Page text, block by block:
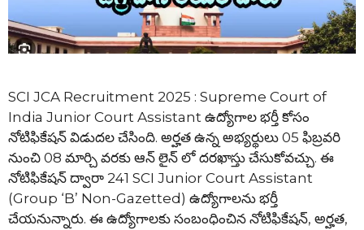
SCI JCA Recruitment 2025 : Supreme Court of
India Junior Court Assistant ఉద్యోగాల భర్తీ కోసం
నోటిఫికేషన్ విడుదల చేసింది. అర్హత ఉన్న అభ్యర్థులు 05 ఫిబ్రవరి
నుంచి 08 మార్చి వరకు ఆన్ లైన్ లో దరఖాస్తు చేసుకోవచ్చు. ఈ
నోటిఫికేషన్ ద్వారా 241 SCI Junior Court Assistant
(Group ‘B’ Non-Gazetted) ఉద్యోగాలను భర్తీ
చేయనున్నారు. ఈ ఉద్యోగాలకు సంబంధించిన నోటిఫికేషన్, అర్హత,